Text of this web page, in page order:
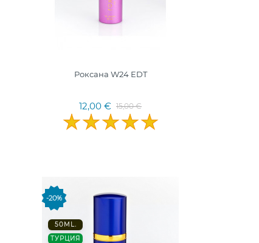
Роксана W24 EDT
12,00 € 15,00 €
-20%
50ML.
ТУРЦИЯ